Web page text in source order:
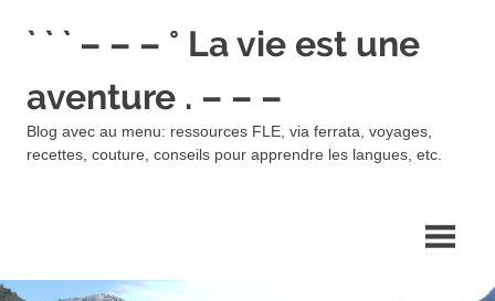
` ` ` – – – ° La vie est une
aventure . – – –
Blog avec au menu: ressources FLE, via ferrata, voyages,
recettes, couture, conseils pour apprendre les langues, etc.